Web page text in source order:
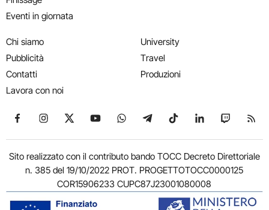
Eventi in giornata
Chi siamo
Pubblicità
Contatti
Lavora con noi
University
Travel
Produzioni
Seguici su Facebook
Seguici su Instagram
Seguici su X
Seguici su YouTube
Seguici su WhatsApp
Seguici su Telegram
Seguici su TikTok
Seguici su
Seguici
Sito realizzato con il contributo bando TOCC Decreto Direttoriale
n. 385 del 19/10/2022 PROT. PROGETTOTOCC0000125
COR15906233 CUPC87J23001080008